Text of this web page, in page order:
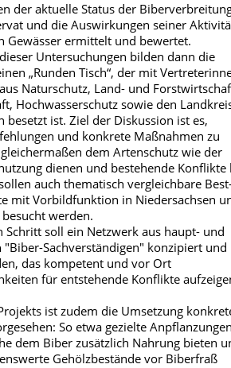
der aktuelle Status der
und die Auswirkungen seiner
Gewässer ermittelt und bewertet.
Untersuchungen bilden dann die
„Runden Tisch“, der mit
Naturschutz, Land- und
Hochwasserschutz sowie den
besetzt ist. Ziel der Diskussion ist es,
und konkrete Maßnahmen zu
dem Artenschutz wie der
dienen und bestehende Konflikte
auch thematisch vergleichbare
mit Vorbildfunktion in Niedersachsen
werden.
Schritt soll ein Netzwerk aus haupt- und
Sachverständigen" konzipiert und
das kompetent und vor Ort
für entstehende Konflikte
ist zudem die Umsetzung
So etwa gezielte
dem Biber zusätzlich Nahrung bieten
Gehölzbestände vor Biberfraß